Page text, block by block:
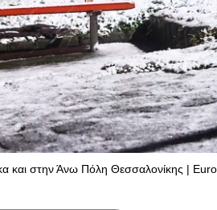
και στην Άνω Πόλη Θεσσαλονίκης |